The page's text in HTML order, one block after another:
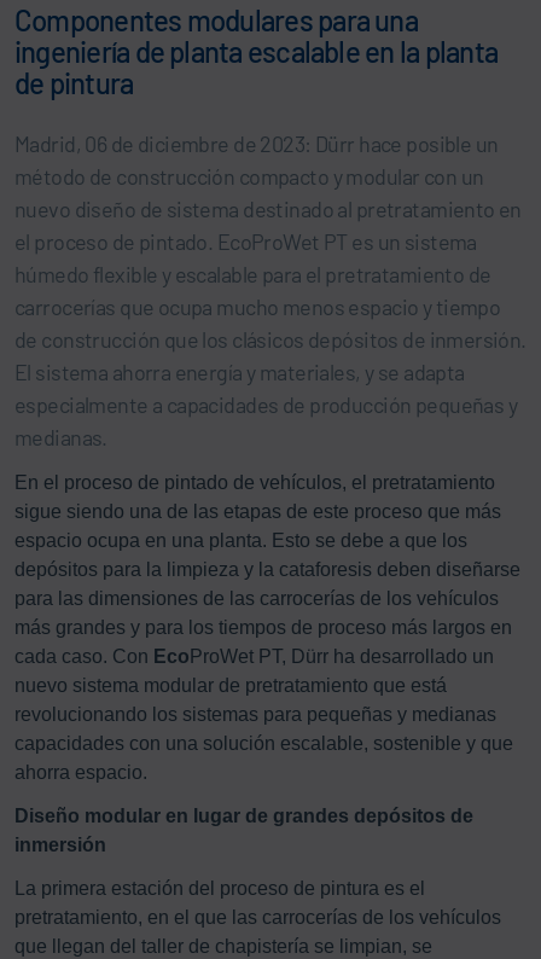
Componentes modulares para una
ingeniería de planta escalable en la planta
de pintura
Madrid, 06 de diciembre de 2023: Dürr hace posible un
método de construcción compacto y modular con un
nuevo diseño de sistema destinado al pretratamiento en
el proceso de pintado. EcoProWet PT es un sistema
húmedo flexible y escalable para el pretratamiento de
carrocerías que ocupa mucho menos espacio y tiempo
de construcción que los clásicos depósitos de inmersión.
El sistema ahorra energía y materiales, y se adapta
especialmente a capacidades de producción pequeñas y
medianas.
En el proceso de pintado de vehículos, el pretratamiento
sigue siendo una de las etapas de este proceso que más
espacio ocupa en una planta. Esto se debe a que los
depósitos para la limpieza y la cataforesis deben diseñarse
para las dimensiones de las carrocerías de los vehículos
más grandes y para los tiempos de proceso más largos en
cada caso. Con Eco ProWet PT, Dürr ha desarrollado un
nuevo sistema modular de pretratamiento que está
revolucionando los sistemas para pequeñas y medianas
capacidades con una solución escalable, sostenible y que
ahorra espacio.
Diseño modular en lugar de grandes depósitos de
inmersión
La primera estación del proceso de pintura es el
pretratamiento, en el que las carrocerías de los vehículos
que llegan del taller de chapistería se limpian, se